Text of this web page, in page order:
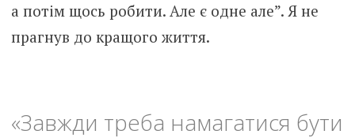
а потім щось робити. Але є одне але”. Я не
прагнув до кращого життя.
«Завжди треба намагатися бути